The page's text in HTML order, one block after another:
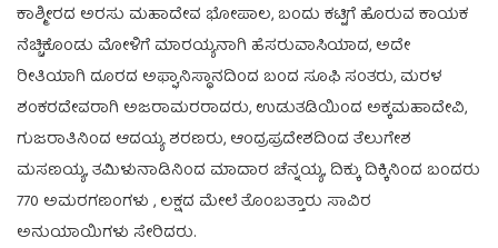
ಕಾಶ್ಮೀರದ ಅರಸು ಮಹಾದೇವ ಭೋಪಾಲ, ಬಂದು ಕಟ್ಟಿಗೆ ಹೊರುವ ಕಾಯಕ
ನೆಚ್ಚಿಕೊಂಡು ಮೋಳಿಗೆ ಮಾರಯ್ಯನಾಗಿ ಹೆಸರುವಾಸಿಯಾದ, ಅದೇ
ರೀತಿಯಾಗಿ ದೂರದ ಅಫ್ಘಾನಿಸ್ಥಾನದಿಂದ ಬಂದ ಸೂಫಿ ಸಂತರು, ಮರಳ
ಶಂಕರದೇವರಾಗಿ ಅಜರಾಮರರಾದರು, ಉಡುತಡಿಯಿಂದ ಅಕ್ಕಮಹಾದೇವಿ,
ಗುಜರಾತಿನಿಂದ ಆದಯ್ಯ ಶರಣರು, ಆಂದ್ರಪ್ರದೇಶದಿಂದ ತೆಲುಗೇಶ
ಮಸಣಯ್ಯ, ತಮಿಳುನಾಡಿನಿಂದ ಮಾದಾರ ಚೆನ್ನಯ್ಯ, ದಿಕ್ಕು ದಿಕ್ಕಿನಿಂದ ಬಂದರು
770 ಅಮರಗಣಂಗಳು , ಲಕ್ಷದ ಮೇಲೆ ತೊಂಬತ್ತಾರು ಸಾವಿರ
ಅನುಯಾಯಿಗಳು ಸೇರಿದರು.